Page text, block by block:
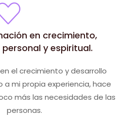
en crecimiento,
y espiritual.
el crecimiento y desarrollo
a mi propia experiencia, hace
más las necesidades de las
personas.